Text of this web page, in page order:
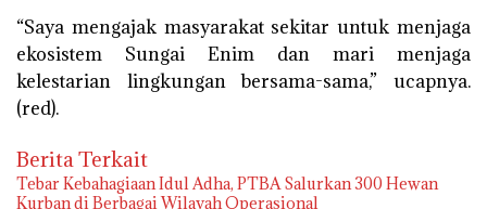
“Saya mengajak masyarakat sekitar untuk menjaga
ekosistem Sungai Enim dan mari menjaga
kelestarian lingkungan bersama-sama,” ucapnya.
(red).
Berita Terkait
Tebar Kebahagiaan Idul Adha, PTBA Salurkan 300 Hewan
Kurban di Berbagai Wilayah Operasional